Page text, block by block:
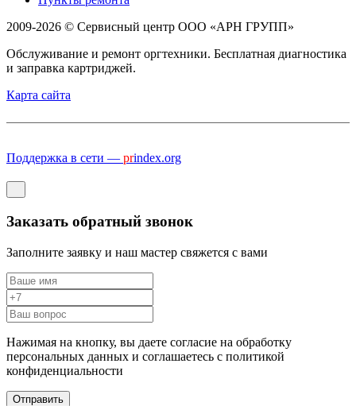
2009-2026 © Сервисный центр ООО «АРН ГРУПП»
Обслуживание и ремонт оргтехники. Бесплатная диагностика
и заправка картриджей.
Карта сайта
Поддержка в сети — prindex.org
Заказать обратный звонок
Заполните заявку и наш мастер свяжется с вами
Нажимая на кнопку, вы даете согласие на обработку
персональных данных и соглашаетесь c политикой
конфиденциальности
Отправить